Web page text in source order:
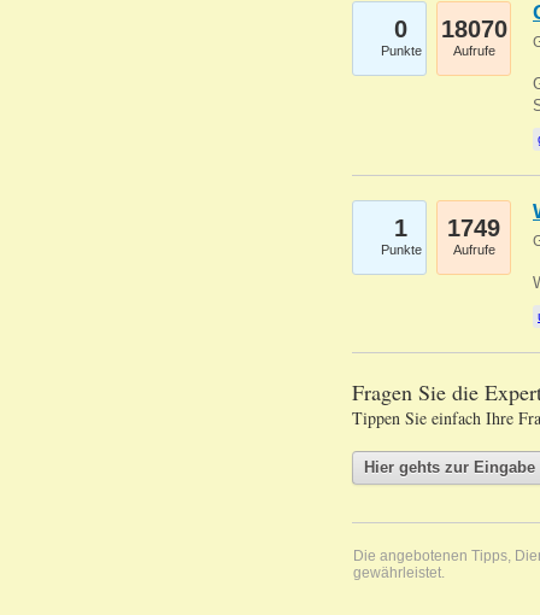
0
Punkte
18070
Aufrufe
1
Punkte
1749
Aufrufe
Fragen Sie die
Tippen Sie einfach Ihre
Die angebotenen Tipps,
gewährleistet.